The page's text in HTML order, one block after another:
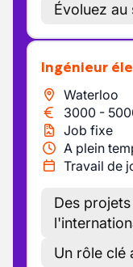
Évoluez au
Ingénieur
Waterloo
3000 -
Job fixe
A plein
Travail de
Des
Un rôle clé